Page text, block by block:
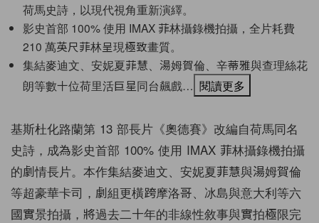
荷馬史詩，以現代視角重新演繹。
影史首部 100% 使用 IMAX 菲林攝錄機拍攝，全片耗費
210 萬英尺菲林呈現極致畫質。
集結麥迪文、安妮夏菲慧、湯姆賀倫、辛蒂雅與查理絲花
朗等數十位荷里活巨星同台飆戲… 閱讀更多
基斯杜化路蘭第 13 部長片《奧德賽》改編自荷馬同名
史詩，成為影史首部 100% 使用 IMAX 菲林攝錄機拍攝
的劇情長片。本作集結麥迪文、安妮夏菲慧與湯姆賀倫
等超豪華卡司，劇組更橫跨摩洛哥、冰島與意大利等六
國實景拍攝，將過去二十年的非線性敘事與實拍極限完